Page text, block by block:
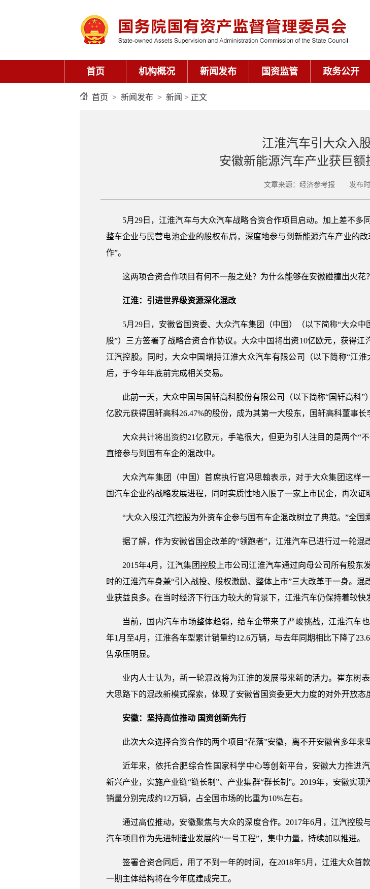
首页 机构概况 新闻发布 国资监管 政务公开
首页 > 新闻发布 > 新闻 > 正文
江淮汽车引大众入
安徽新能源汽车产业获巨额
文章来源：经济参考报 发布时
5月29日，江淮汽车与大众汽车战略合资合作项目启动。加上差不
整车企业与民营电池企业的股权布局，深度地参与到新能源汽车产业的
作”。
这两项合资合作项目有何不一般之处？为什么能够在安徽碰撞出火花
江淮：引进世界级资源深化混改
5月29日，安徽省国资委、大众汽车集团（中国）（以下简称“大众
股”）三方签署了战略合资合作协议。大众中国将出资10亿欧元，获得江
江汽控股。同时，大众中国增持江淮大众汽车有限公司（以下简称“江
后，于今年年底前完成相关交易。
此前一天，大众中国与国轩高科股份有限公司（以下简称“国轩高科
亿欧元获得国轩高科26.47%的股份，成为其第一大股东，国轩高科董事长
大众共计将出资约21亿欧元，手笔很大，但更为引人注目的是两个“
直接参与到国有车企的混改中。
大众汽车集团（中国）首席执行官冯思翰表示，对于大众集团这样
国汽车企业的战略发展进程，同时实质性地入股了一家上市民企，再次证
“大众入股江汽控股为外资车企参与国有车企混改树立了典范。”全国
据了解，作为安徽省国企改革的“领跑者”，江淮汽车已进行过一轮混
2015年4月，江汽集团控股上市公司江淮汽车通过向母公司所有股
时的江淮汽车身兼“引入战投、股权激励、整体上市”三大改革于一身。
业获益良多。在当时经济下行压力较大的背景下，江淮汽车仍保持着较快
当前，国内汽车市场整体趋弱，给车企带来了严峻挑战，江淮汽车
年1月至4月，江淮各车型累计销量约12.6万辆，与去年同期相比下降了
售承压明显。
业内人士认为，新一轮混改将为江淮的发展带来新的活力。崔东树
大思路下的混改新模式探索，体现了安徽省国资委更大力度的对外开放态
安徽：坚持高位推动 国资创新先行
此次大众选择合资合作的两个项目“花落”安徽，离不开安徽省多年来
近年来，依托合肥综合性国家科学中心等创新平台，安徽大力推进
新兴产业，实施产业链“链长制”、产业集群“群长制”。2019年，安徽实
销量分别完成约12万辆，占全国市场的比重为10%左右。
通过高位推动，安徽聚焦与大众的深度合作。2017年6月，江汽控
汽车项目作为先进制造业发展的“一号工程”，集中力量，持续加以推进。
签署合资合同后，用了不到一年的时间，在2018年5月，江淮大众首
一期主体结构将在今年底建成完工。